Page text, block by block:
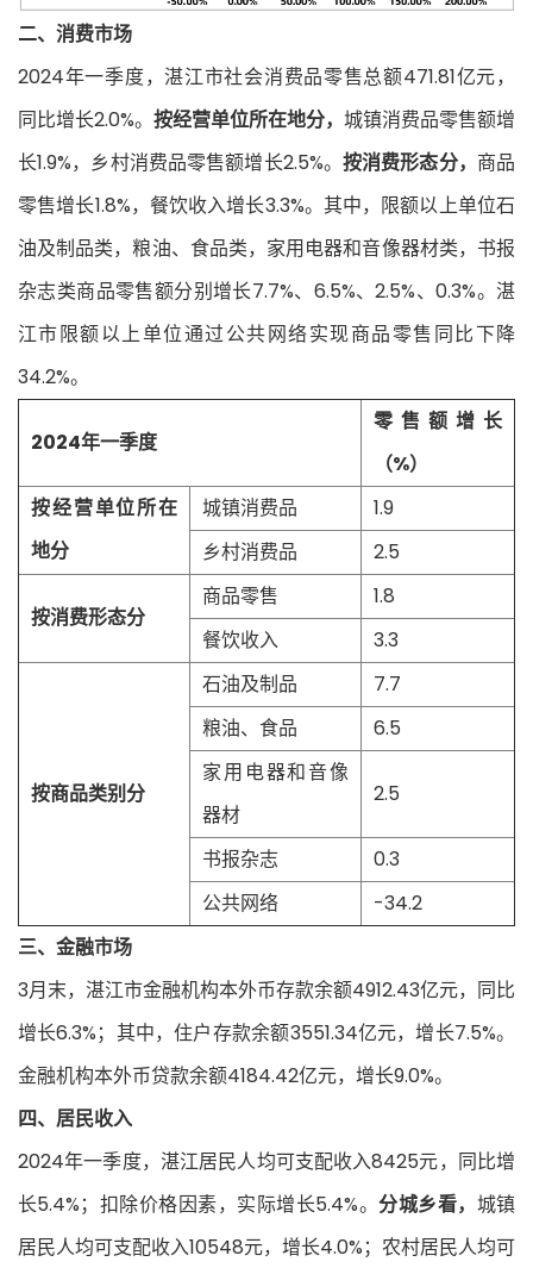
二、消费市场
2024年一季度，湛江市社会消费品零售总额471.81亿元，
同比增长2.0%。 按经营单位所在地分， 城镇消费品零售额增
长1.9%，乡村消费品零售额增长2.5%。 按消费形态分， 商品
零售增长1.8%，餐饮收入增长3.3%。其中，限额以上单位石
油及制品类，粮油、食品类，家用电器和音像器材类，书报
杂志类商品零售额分别增长7.7%、6.5%、2.5%、0.3%。湛
江市限额以上单位通过公共网络实现商品零售同比下降
34.2%。
2024年一季度
零售额增长
（%）
按经营单位所在
地分
城镇消费品
1.9
乡村消费品
2.5
按消费形态分
商品零售
1.8
餐饮收入
3.3
按商品类别分
石油及制品
7.7
粮油、食品
6.5
家用电器和音像
器材
2.5
书报杂志
0.3
公共网络
-34.2
三、金融市场
3月末，湛江市金融机构本外币存款余额4912.43亿元，同比
增长6.3%；其中，住户存款余额3551.34亿元，增长7.5%。
金融机构本外币贷款余额4184.42亿元，增长9.0%。
四、居民收入
2024年一季度，湛江居民人均可支配收入8425元，同比增
长5.4%；扣除价格因素，实际增长5.4%。分城乡看， 城镇
居民人均可支配收入10548元，增长4.0%；农村居民人均可